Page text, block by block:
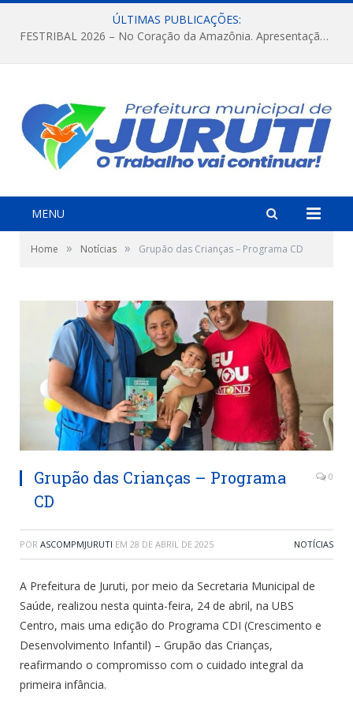
ÚLTIMAS PUBLICAÇÕES:
FESTRIBAL 2026 – No Coração da Amazônia. Apresentação da Munduruku.
MENU
Home » Notícias » Grupão das Crianças – Programa CD
Grupão das Crianças – Programa
CD
0
POR ASCOMPMJURUTI EM 28 DE ABRIL DE 2025 NOTÍCIAS
A Prefeitura de Juruti, por meio da Secretaria Municipal de
Saúde, realizou nesta quinta-feira, 24 de abril, na UBS
Centro, mais uma edição do Programa CDI (Crescimento e
Desenvolvimento Infantil) – Grupão das Crianças,
reafirmando o compromisso com o cuidado integral da
primeira infância.